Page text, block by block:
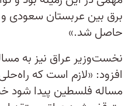
برق بین عربستان سعودی
حاصل شد.»
نخست‌وزیر عراق نیز به
افزود: «لازم است که
مساله فلسطین پیدا شود